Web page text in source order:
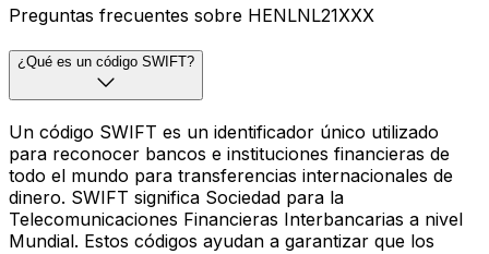
Preguntas frecuentes sobre HENLNL21XXX
¿Qué es un código SWIFT?
Un código SWIFT es un identificador único utilizado
para reconocer bancos e instituciones financieras de
todo el mundo para transferencias internacionales de
dinero. SWIFT significa Sociedad para la
Telecomunicaciones Financieras Interbancarias a nivel
Mundial. Estos códigos ayudan a garantizar que los